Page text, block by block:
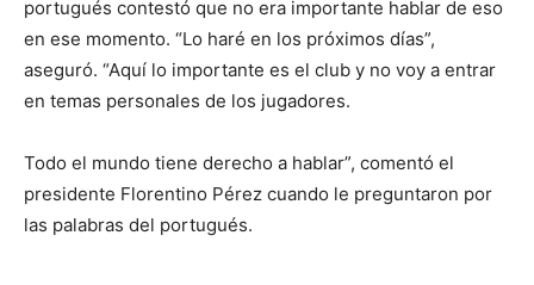
portugués contestó que no era importante hablar de eso
en ese momento. “Lo haré en los próximos días”,
aseguró. “Aquí lo importante es el club y no voy a entrar
en temas personales de los jugadores.
Todo el mundo tiene derecho a hablar”, comentó el
presidente Florentino Pérez cuando le preguntaron por
las palabras del portugués.